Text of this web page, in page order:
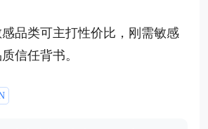
品类可主打性价比，刚需敏感
信任背书。